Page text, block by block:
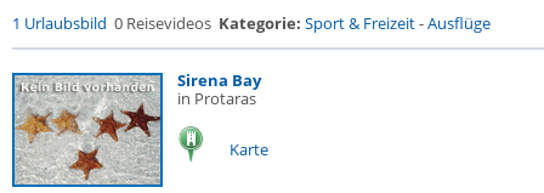
1 Urlaubsbild 0 Reisevideos Kategorie: Sport & Freizeit-Ausflüge
Sirena Bay
in Protaras
Karte